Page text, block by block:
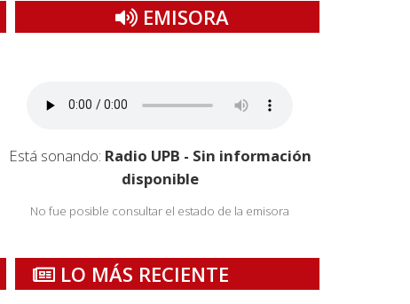
EMISORA
Está sonando: Radio UPB - Sin información
disponible
No fue posible consultar el estado de la emisora
LO MÁS RECIENTE